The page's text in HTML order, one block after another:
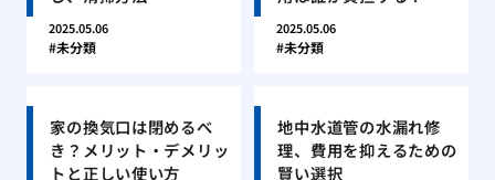
2025.05.06
未分類
2025.05.06
未分類
家の換気口は閉めるべ
き？メリット・デメリッ
トと正しい使い方
地中水道管の水漏れ修
理、費用を抑えるための
賢い選択